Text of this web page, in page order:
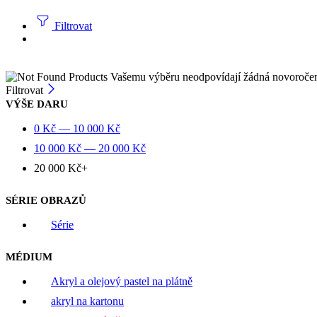
Filtrovat
Vašemu výběru neodpovídají žádná
Filtrovat
VÝŠE DARU
0 Kč — 10 000 Kč
10 000 Kč — 20 000 Kč
20 000 Kč+
SÉRIE OBRAZŮ
Série
MÉDIUM
Akryl a olejový pastel na plátně
akryl na kartonu